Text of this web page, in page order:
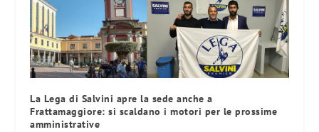
La Lega di Salvini apre la sede anche a
Frattamaggiore: si scaldano i motori per le prossime
amministrative